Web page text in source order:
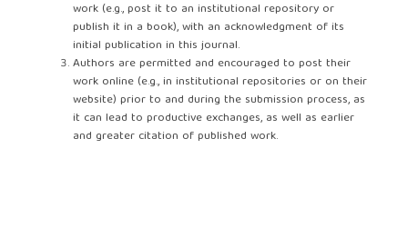
work (e.g., post it to an institutional repository or
publish it in a book), with an acknowledgment of its
initial publication in this journal.
Authors are permitted and encouraged to post their
work online (e.g., in institutional repositories or on their
website) prior to and during the submission process, as
it can lead to productive exchanges, as well as earlier
and greater citation of published work.